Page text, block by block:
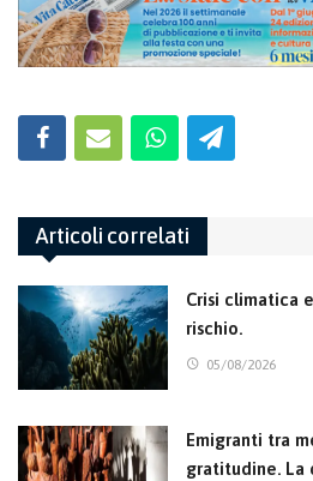
Articoli correlati
Crisi climatica
rischio.
05/08/2026
Emigranti tra
gratitudine. La